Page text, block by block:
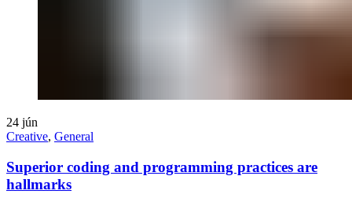
24 jún
Creative, General
Superior coding and programming practices are
hallmarks